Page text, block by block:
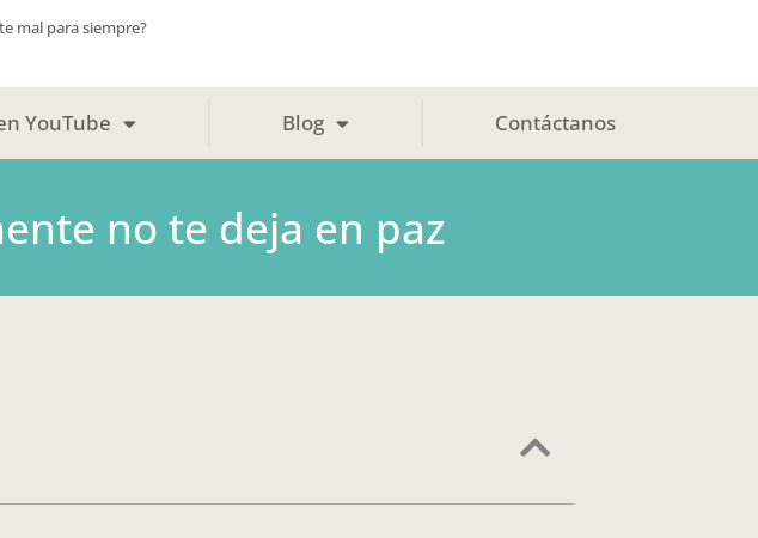
mal para siempre?
YouTube Blog Contáctanos
no te deja en paz